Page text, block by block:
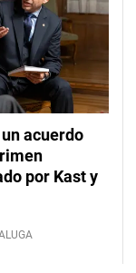
acuerdo
por Kast y